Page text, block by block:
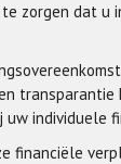
zorgen dat
individuele
financiële